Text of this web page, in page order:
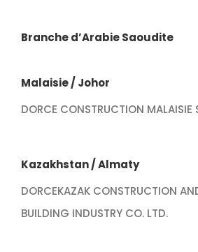
Branche d’Arabie Saoudite
Malaisie / Johor
DORCE CONSTRUCTION MALAISIE
Kazakhstan / Almaty
DORCEKAZAK CONSTRUCTION
BUILDING INDUSTRY CO. LTD.